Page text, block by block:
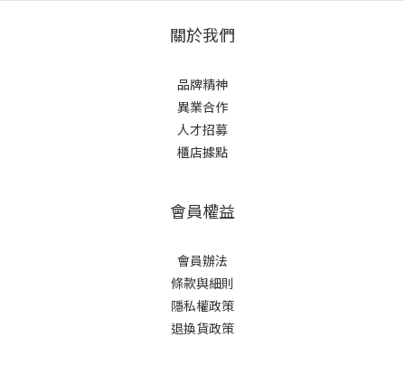
關於我們
品牌精神
異業合作
人才招募
櫃店據點
會員權益
會員辦法
條款與細則
隱私權政策
退換貨政策